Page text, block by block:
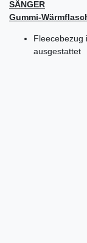
SÄNGER
Gummi-
Fleecebezug
ausgestattet